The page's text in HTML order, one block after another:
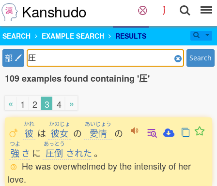
Kanshudo
SEARCH EXAMPLE SEARCH RESULTS
部 Search
109 examples found containing '圧'
« 1 2 3 4 »
かれ
彼 は
かのじょ
彼女 の
あいじょう
愛情 の
つよ
強 さ に
あっとう
圧倒 された。
He was overwhelmed by the intensity of her
love.